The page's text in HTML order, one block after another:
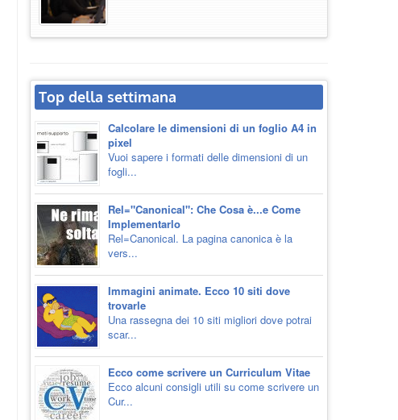
Top della settimana
Calcolare le dimensioni di un foglio A4 in
pixel
Vuoi sapere i formati delle dimensioni di un
fogli...
Rel="Canonical": Che Cosa è...e Come
Implementarlo
Rel=Canonical. La pagina canonica è la
vers...
Immagini animate. Ecco 10 siti dove
trovarle
Una rassegna dei 10 siti migliori dove potrai
scar...
Ecco come scrivere un Curriculum Vitae
Ecco alcuni consigli utili su come scrivere un
Cur...